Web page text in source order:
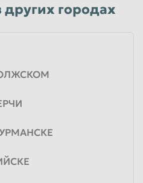
других городах